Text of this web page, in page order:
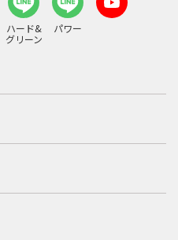
ハード&
グリーン
パワー